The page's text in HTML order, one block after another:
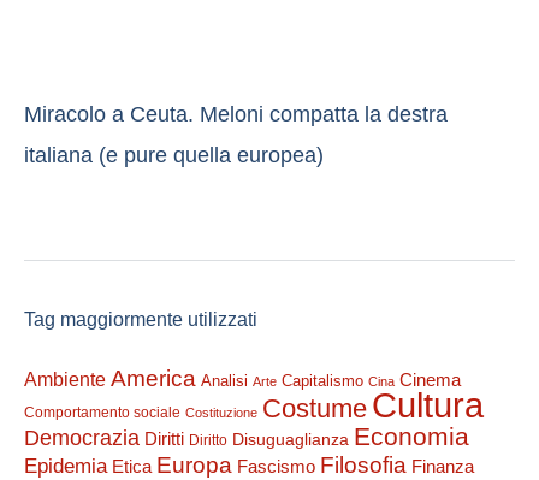
Miracolo a Ceuta. Meloni compatta la destra
italiana (e pure quella europea)
Tag maggiormente utilizzati
Ambiente America Analisi Arte Capitalismo Cina Cinema
Comportamento sociale Costituzione Costume Cultura
Democrazia Diritti Diritto Disuguaglianza Economia
Epidemia Etica Europa Fascismo Filosofia Finanza